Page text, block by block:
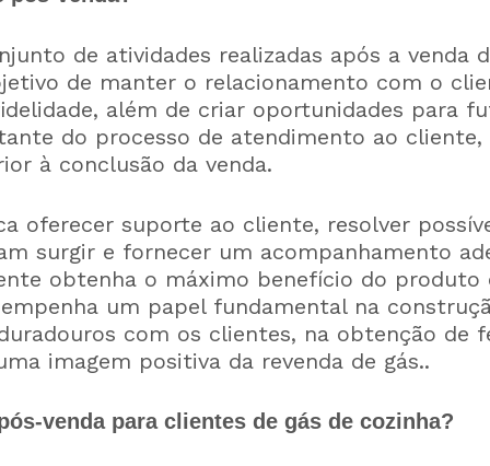
de atividades realizadas após a venda
de manter o relacionamento com o
além de criar oportunidades para
do processo de atendimento ao cliente,
à conclusão da venda.
oferecer suporte ao cliente, resolver
surgir e fornecer um acompanhamento
obtenha o máximo benefício do produto
um papel fundamental na
com os clientes, na obtenção de
imagem positiva da revenda de gás..
venda para clientes de gás de cozinha?